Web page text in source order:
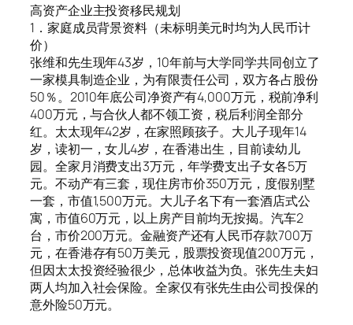
高资产企业主投资移民规划
1．家庭成员背景资料（未标明美元时均为人民币计
价）
张维和先生现年43岁，10年前与大学同学共同创立了
一家模具制造企业，为有限责任公司，双方各占股份
50％。2010年底公司净资产有4,000万元，税前净利
400万元，与合伙人都不领工资，税后利润全部分
红。太太现年42岁，在家照顾孩子。大儿子现年14
岁，读初一，女儿4岁，在香港出生，目前读幼儿
园。全家月消费支出3万元，年学费支出子女各5万
元。不动产有三套，现住房市价350万元，度假别墅
一套，市值1,500万元。大儿子名下有一套酒店式公
寓，市值60万元，以上房产目前均无按揭。汽车2
台，市价200万元。金融资产还有人民币存款700万
元，在香港存有50万美元，股票投资现值200万元，
但因太太投资经验很少，总体收益为负。张先生夫妇
两人均加入社会保险。全家仅有张先生由公司投保的
意外险50万元。